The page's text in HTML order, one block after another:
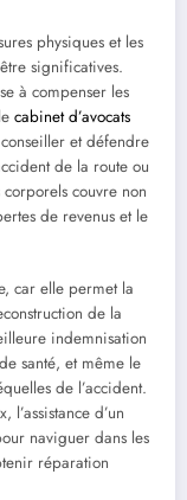
physiques et les
significatives.
à compenser les
cabinet d’avocats
et défendre
de la route ou
couvre non
de revenus et le
car elle permet la
de la
indemnisation
santé, et même le
de l’accident.
d’un
naviguer dans les
réparation